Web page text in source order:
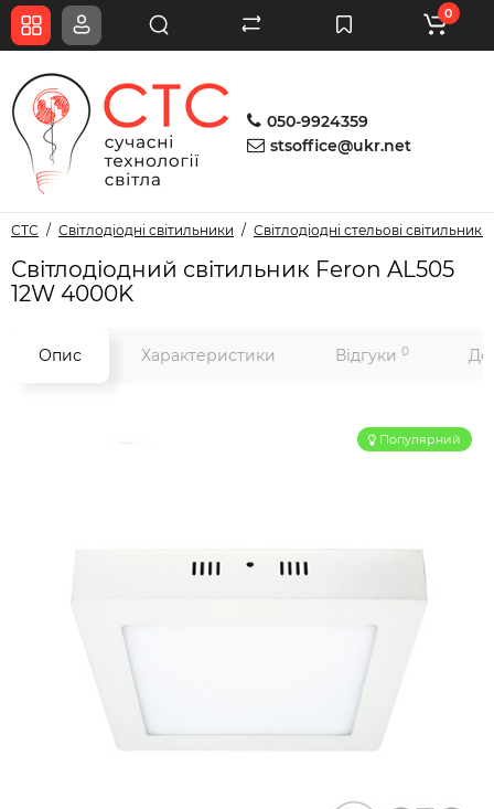
050-9924359
stsoffice@ukr.net
0
СТС Світлодіодні світильники Світлодіодні стельові світильники
Світлодіодний світильник Feron AL505
12W 4000K
Опис Характеристики Відгуки 0
Популярний